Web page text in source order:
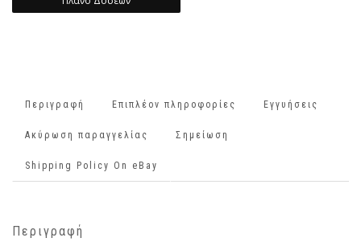
Περιγραφή Επιπλέον πληροφορίες Εγγυήσεις
Ακύρωση παραγγελίας Σημείωση
Shipping Policy On eBay
Περιγραφή